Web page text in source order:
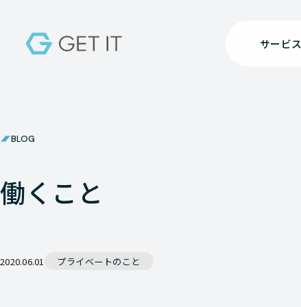
サービス
BLOG
働くこと
2020.06.01 プライベートのこと